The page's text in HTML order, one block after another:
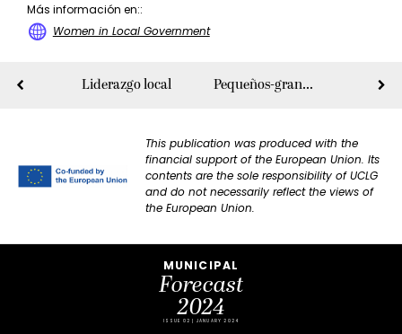
Más información en::
Women in Local Government
Liderazgo local Pequeños-grandes pasos
This publication was produced with the
financial support of the European Union. Its
contents are the sole responsibility of UCLG
and do not necessarily reflect the views of
the European Union.
MUNICIPAL
Forecast
2024
ISSUE 02 | JANUARY 2024